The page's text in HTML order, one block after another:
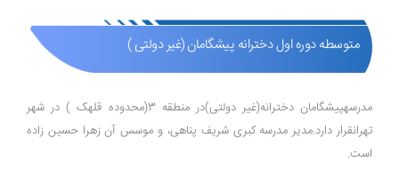
متوسطه دوره اول دخترانه پیشگامان (غیر دولتی )
مدرسهپیشگامان دخترانه(غیر دولتی)در منطقه 3(محدوده قلهک ) در شهر
تهرانقرار دارد.مدیر مدرسه کبری شریف پناهی، و موسس آن زهرا حسین زاده
است.